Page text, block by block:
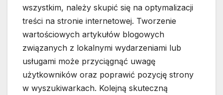
wszystkim, należy skupić się na optymalizacji
treści na stronie internetowej. Tworzenie
wartościowych artykułów blogowych
związanych z lokalnymi wydarzeniami lub
usługami może przyciągnąć uwagę
użytkowników oraz poprawić pozycję strony
w wyszukiwarkach. Kolejną skuteczną